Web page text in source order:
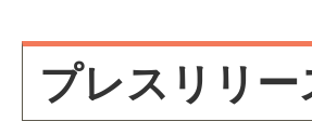
プレスリリ